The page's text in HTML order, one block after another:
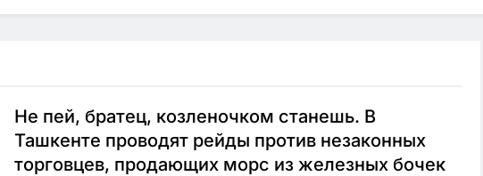
Не пей, братец, козленочком станешь. В
Ташкенте проводят рейды против незаконных
торговцев, продающих морс из железных бочек